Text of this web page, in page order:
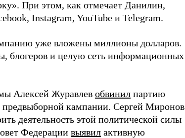
При этом, как отмечает Данилин,
Instagram, YouTube и Telegram.
уже вложены миллионы долларов.
блогеров и целую сеть информационных
Алексей Журавлев обвинил партию
кампании. Сергей Миронов
деятельность этой политической силы
Федерации выявил активную